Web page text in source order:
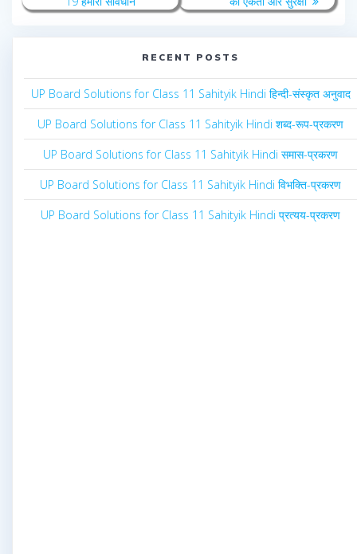
RECENT POSTS
UP Board Solutions for Class 11 Sahityik Hindi हिन्दी-संस्कृत अनुवाद
UP Board Solutions for Class 11 Sahityik Hindi शब्द-रूप-प्रकरण
UP Board Solutions for Class 11 Sahityik Hindi समास-प्रकरण
UP Board Solutions for Class 11 Sahityik Hindi विभक्ति-प्रकरण
UP Board Solutions for Class 11 Sahityik Hindi प्रत्यय-प्रकरण